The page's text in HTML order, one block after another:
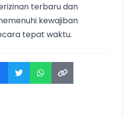
terbaru dan
kewajiban
tepat waktu.